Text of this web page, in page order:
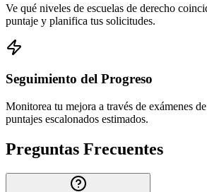
Ve qué niveles de escuelas de derecho
puntaje y planifica tus solicitudes.
Seguimiento del Progreso
Monitorea tu mejora a través de exámenes
puntajes escalonados estimados.
Preguntas Frecuentes